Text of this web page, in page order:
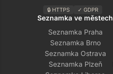
🔒 HTTPS ✓ GDPR
Seznamka ve městech
Seznamka Praha
Seznamka Brno
Seznamka Ostrava
Seznamka Plzeň